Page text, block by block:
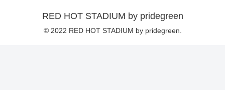
RED HOT STADIUM by pridegreen
© 2022 RED HOT STADIUM by pridegreen.